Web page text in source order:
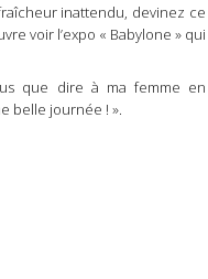
inattendu, devinez ce
voir l’expo « Babylone » qui
que dire à ma femme en
belle journée ! ».